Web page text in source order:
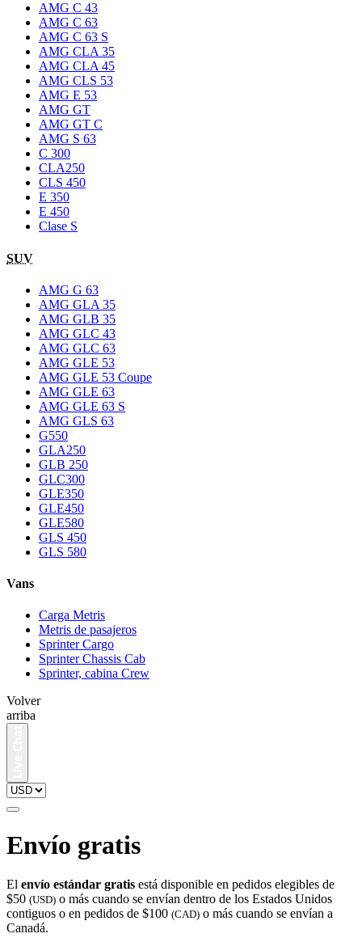
AMG C 43
AMG C 63
AMG C 63 S
AMG CLA 35
AMG CLA 45
AMG CLS 53
AMG E 53
AMG GT
AMG GT C
AMG S 63
C 300
CLA250
CLS 450
E 350
E 450
Clase S
SUV
AMG G 63
AMG GLA 35
AMG GLB 35
AMG GLC 43
AMG GLC 63
AMG GLE 53
AMG GLE 53 Coupe
AMG GLE 63
AMG GLE 63 S
AMG GLS 63
G550
GLA250
GLB 250
GLC300
GLE350
GLE450
GLE580
GLS 450
GLS 580
Vans
Carga Metris
Metris de pasajeros
Sprinter Cargo
Sprinter Chassis Cab
Sprinter, cabina Crew
Volver
arriba
Envío gratis
El envío estándar gratis está disponible en pedidos elegibles de
$50 (USD) o más cuando se envían dentro de los Estados Unidos
contiguos o en pedidos de $100 (CAD) o más cuando se envían a
Canadá.